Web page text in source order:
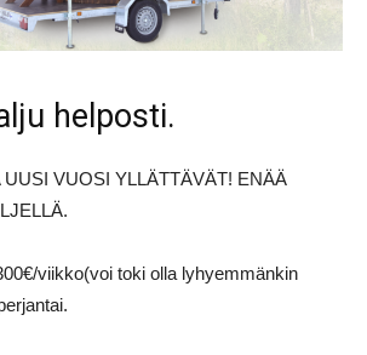
helposti.
VUOSI YLLÄTTÄVÄT! ENÄÄ
viikko(voi toki olla lyhyemmänkin